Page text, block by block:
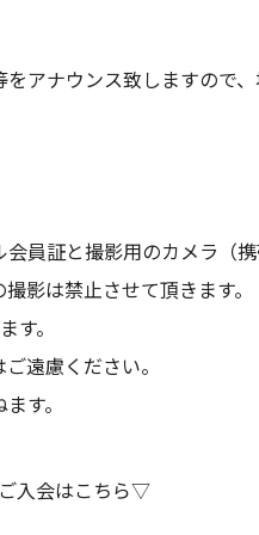
アナウンス致しますので
員証と撮影用のカメラ（
影は禁止させて頂きます。
す。
遠慮ください。
す。
入会はこちら▽